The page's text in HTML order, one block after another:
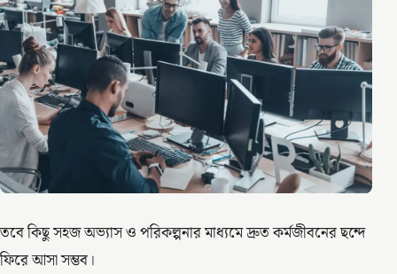
তবে কিছু সহজ অভ্যাস ও পরিকল্পনার মাধ্যমে দ্রুত কর্মজীবনের ছন্দে
ফিরে আসা সম্ভব।